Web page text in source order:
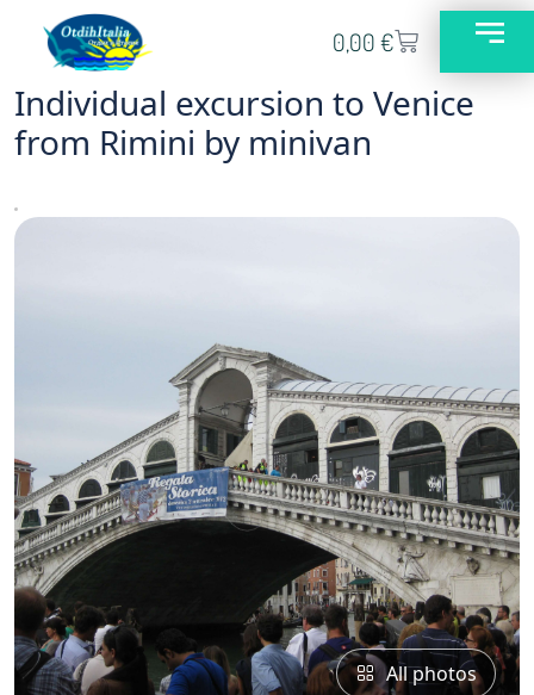
0,00€
Individual excursion to Venice
from Rimini by minivan
All photos